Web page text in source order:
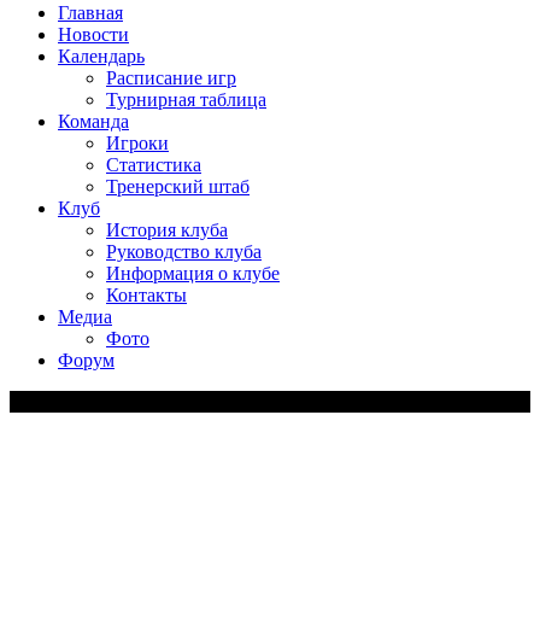
Главная
Новости
Календарь
Расписание игр
Турнирная таблица
Команда
Игроки
Статистика
Тренерский штаб
Клуб
История клуба
Руководство клуба
Информация о клубе
Контакты
Медиа
Фото
Форум